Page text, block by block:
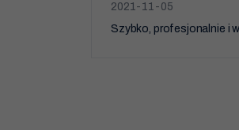
2021-11-05
Szybko, profesjonalnie i